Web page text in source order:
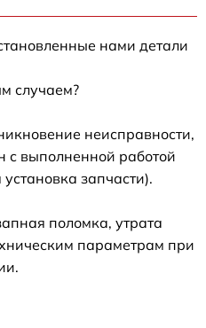
нами детали
случаем?
неисправности,
с выполненной работой
запчасти).
поломка, утрата
параметрам при